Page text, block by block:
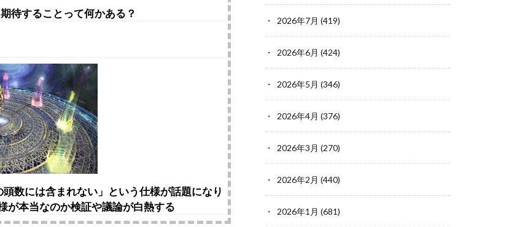
待することって何かある？
数には含まれない」という仕様が話題になり
が本当なのか検証や議論が白熱する
2026年7月 (419)
2026年6月 (424)
2026年5月 (346)
2026年4月 (376)
2026年3月 (270)
2026年2月 (440)
2026年1月 (681)